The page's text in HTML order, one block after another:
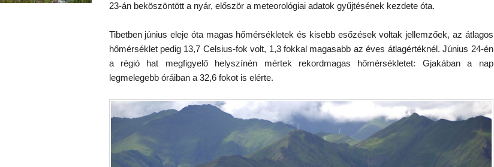
23-án beköszöntött a nyár, először a meteorológiai adatok gyűjtésének kezdete óta.
Tibetben június eleje óta magas hőmérsékletek és kisebb esőzések voltak jellemzőek, az átlagos
hőmérséklet pedig 13,7 Celsius-fok volt, 1,3 fokkal magasabb az éves átlagértéknél. Június 24-én
a régió hat megfigyelő helyszínén mértek rekordmagas hőmérsékletet: Gjakában a nap
legmelegebb óráiban a 32,6 fokot is elérte.